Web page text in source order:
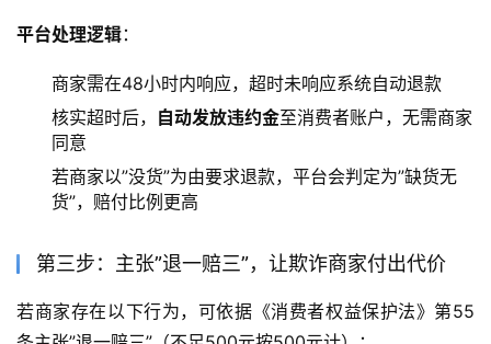
平台处理逻辑：
商家需在48小时内响应，超时未响应系统自动退款
核实超时后， 自动发放违约金至消费者账户，无需商家
同意
若商家以”没货”为由要求退款，平台会判定为”缺货无
货”，赔付比例更高
第三步：主张”退一赔三”，让欺诈商家付出代价
若商家存在以下行为，可依据《消费者权益保护法》第55